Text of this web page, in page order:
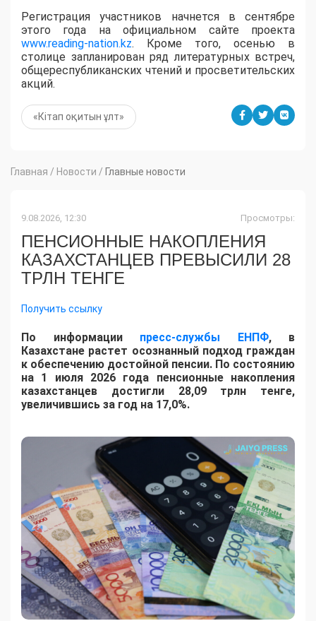
Регистрация участников начнется в сентябре
этого года на официальном сайте проекта
www.reading-nation.kz. Кроме того, осенью в
столице запланирован ряд литературных встреч,
общереспубликанских чтений и просветительских
акций.
«Кітап оқитын ұлт»
Главная / Новости / Главные новости
9.08.2026, 12:30 Просмотры:
ПЕНСИОННЫЕ НАКОПЛЕНИЯ
КАЗАХСТАНЦЕВ ПРЕВЫСИЛИ 28
ТРЛН ТЕНГЕ
Получить ссылку
По информации пресс-службы ЕНПФ, в
Казахстане растет осознанный подход граждан
к обеспечению достойной пенсии. По состоянию
на 1 июля 2026 года пенсионные накопления
казахстанцев достигли 28,09 трлн тенге,
увеличившись за год на 17,0%.